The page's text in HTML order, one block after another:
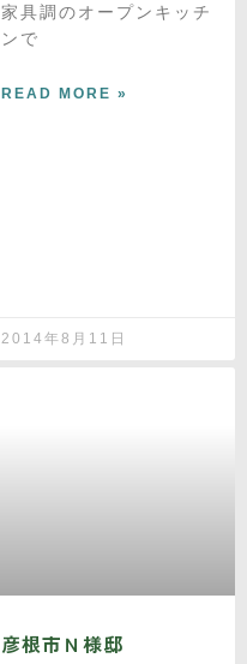
家具調のオープンキッチ
ンで
READ MORE »
2014年8月11日
彦根市Ｎ様邸